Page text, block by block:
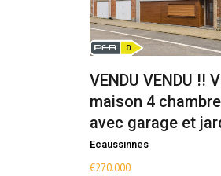
VENDU VENDU !!
maison 4
avec garage et
Ecaussinnes
€270.000